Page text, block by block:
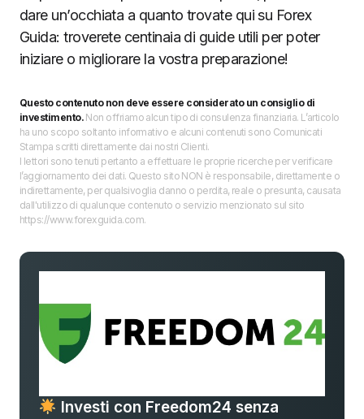
dare un’occhiata a quanto trovate qui su Forex
Guida: troverete centinaia di guide utili per poter
iniziare o migliorare la vostra preparazione!
Questo contenuto non deve essere considerato un consiglio di
investimento.Non offriamo alcun tipo di consulenza finanziaria. L’articolo
ha uno scopo soltanto informativo e alcuni contenuti sono Comunicati
Stampa scritti direttamente dai nostri Clienti.
I lettori sono tenuti pertanto a effettuare le proprie ricerche per verificare
l’aggiornamento dei dati. Questo sito NON è responsabile, direttamente o
indirettamente, per qualsivoglia danno o perdita, reale o presunta, causata
dall'utilizzo di qualunque contenuto o servizio menzionato sul sito
https://www.forexguida.com.
Investi con Freedom24 senza